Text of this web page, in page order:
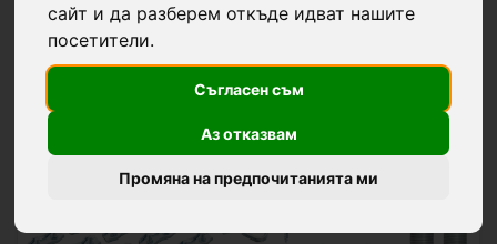
сайт и да разберем откъде идват нашите
посетители.
Съгласен съм
Аз отказвам
Промяна на предпочитанията ми